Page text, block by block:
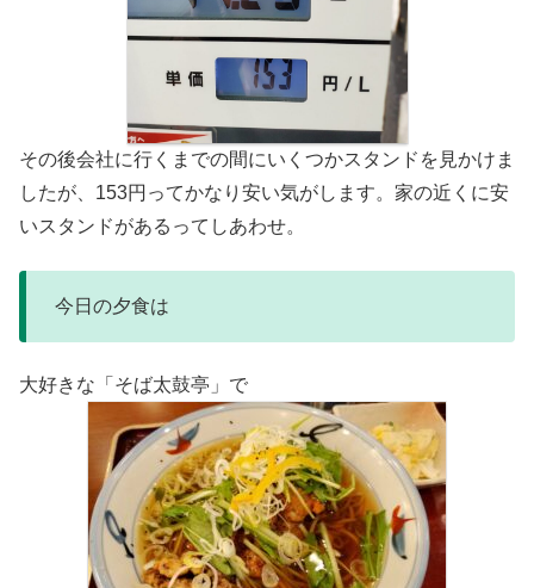
その後会社に行くまでの間にいくつかスタンドを見かけま
したが、153円ってかなり安い気がします。家の近くに安
いスタンドがあるってしあわせ。
今日の夕食は
大好きな「そば太鼓亭」で